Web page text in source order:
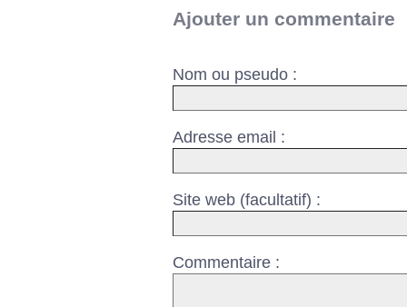
Ajouter un commentaire
Nom ou pseudo :
Adresse email :
Site web (facultatif) :
Commentaire :